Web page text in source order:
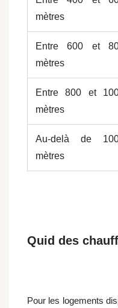
mètres
Entre 600 et
mètres
Entre 800 et
mètres
Au-delà de
mètres
Quid des
Pour les logements